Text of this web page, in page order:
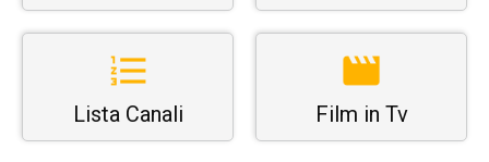
Lista Canali Film in Tv